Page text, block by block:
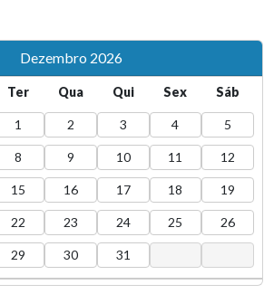
Dezembro 2026
Ter Qua Qui Sex Sáb
1 2 3 4 5
8 9 10 11 12
15 16 17 18 19
22 23 24 25 26
29 30 31